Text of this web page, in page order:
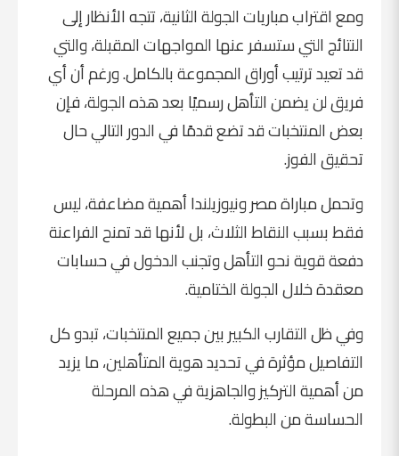
ومع اقتراب مباريات الجولة الثانية، تتجه الأنظار إلى
النتائج التي ستسفر عنها المواجهات المقبلة، والتي
قد تعيد ترتيب أوراق المجموعة بالكامل. ورغم أن أي
فريق لن يضمن التأهل رسميًا بعد هذه الجولة، فإن
بعض المنتخبات قد تضع قدمًا في الدور التالي حال
تحقيق الفوز.
وتحمل مباراة مصر ونيوزيلندا أهمية مضاعفة، ليس
فقط بسبب النقاط الثلاث، بل لأنها قد تمنح الفراعنة
دفعة قوية نحو التأهل وتجنب الدخول في حسابات
معقدة خلال الجولة الختامية.
وفي ظل التقارب الكبير بين جميع المنتخبات، تبدو كل
التفاصيل مؤثرة في تحديد هوية المتأهلين، ما يزيد
من أهمية التركيز والجاهزية في هذه المرحلة
الحساسة من البطولة.